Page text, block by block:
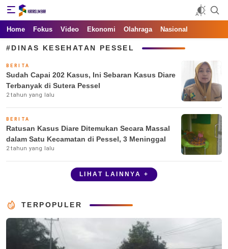
Kata Sumbar
Berita Sumbar Hari Ini
Home Fokus Video Ekonomi Olahraga Nasional
#DINAS KESEHATAN PESSEL
BERITA
Sudah Capai 202 Kasus, Ini Sebaran Kasus Diare
Terbanyak di Sutera Pessel
2 tahun yang lalu
BERITA
Ratusan Kasus Diare Ditemukan Secara Massal
dalam Satu Kecamatan di Pessel, 3 Meninggal
2 tahun yang lalu
LIHAT LAINNYA +
TERPOPULER